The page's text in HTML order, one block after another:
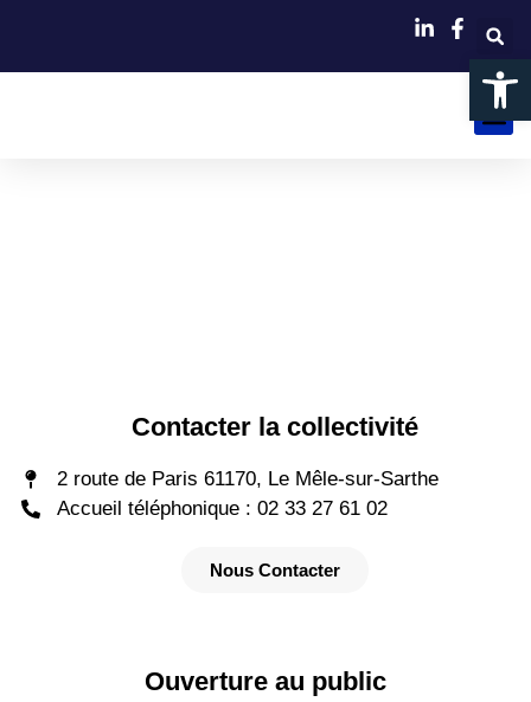
Contacter la collectivité
2 route de Paris 61170, Le Mêle-sur-Sarthe
Accueil téléphonique : 02 33 27 61 02
Nous Contacter
Ouverture au public
Ouvrir